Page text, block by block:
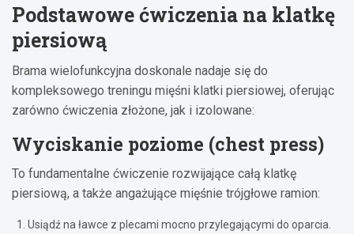
Podstawowe ćwiczenia na klatkę
piersiową
Brama wielofunkcyjna doskonale nadaje się do
kompleksowego treningu mięśni klatki piersiowej, oferując
zarówno ćwiczenia złożone, jak i izolowane:
Wyciskanie poziome (chest press)
To fundamentalne ćwiczenie rozwijające całą klatkę
piersiową, a także angażujące mięśnie trójgłowe ramion:
Usiądź na ławce z plecami mocno przylegającymi do oparcia.